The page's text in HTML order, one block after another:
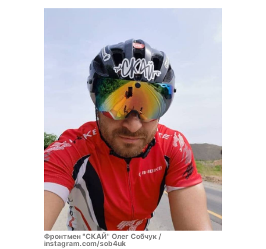
Фронтмен "СКАЙ" Олег Собчук /
instagram.com/sob4uk